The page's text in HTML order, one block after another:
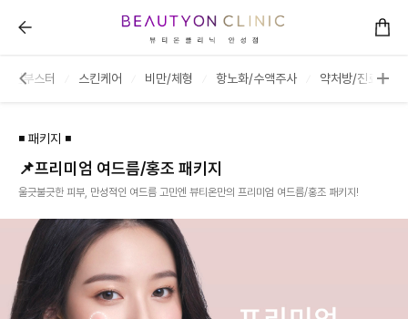
여드름/홍조 :: 뷰티온의원 안성점
스킨부스터 스킨케어 비만/체형 항노화/수액주사 약처방/진료
◾ 패키지 ◾
📌프리미엄 여드름/홍조 패키지
울긋불긋한 피부, 만성적인 여드름 고민엔 뷰티온만의 프리미엄 여드름/홍조 패키지!